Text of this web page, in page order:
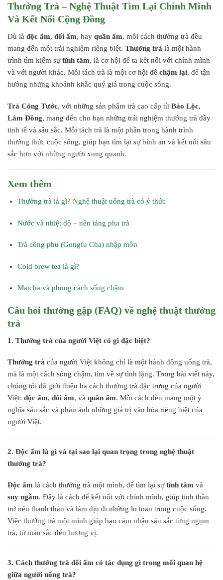
Thưởng Trà – Nghệ Thuật Tìm Lại Chính Mình
Và Kết Nối Cộng Đồng
Dù là độc ẩm, đối ẩm, hay quần ẩm, mỗi cách thưởng trà đều
mang đến một trải nghiệm riêng biệt. Thưởng trà là một hành
trình tìm kiếm sựtĩnh tâm, là cơ hội để ta kết nối với chính mình
và với người khác. Mỗi tách trà là một cơ hội để chậm lại, để tận
hưởng những khoảnh khắc quý giá trong cuộc sống.
Trà Công Tước, với những sản phẩm trà cao cấp từBảo Lộc,
Lâm Đồng, mang đến cho bạn những trải nghiệm thưởng trà đầy
tinh tế và sâu sắc. Mỗi tách trà là một phần trong hành trình
thưởng thức cuộc sống, giúp bạn tìm lại sự bình an và kết nối sâu
sắc hơn với những người xung quanh.
Xem thêm
Thưởng trà là gì? Nghệ thuật uống trà có ý thức
Nước và nhiệt độ – nền tảng pha trà
Trà công phu (Gongfu Cha) nhập môn
Cold brew tea là gì?
Matcha và phong cách sống chậm
Câu hỏi thường gặp (FAQ) về nghệ thuật thưởng
trà
1. Thưởng trà của người Việt có gì đặc biệt?
Thưởng trà của người Việt không chỉ là một hành động uống trà,
mà là một cách sống chậm, tìm về sự tĩnh lặng. Trong bài viết này,
chúng tôi đã giới thiệu ba cách thưởng trà đặc trưng của người
Việt: độc ẩm, đối ẩm, và quần ẩm. Mỗi cách đều mang một ý
nghĩa sâu sắc và phản ánh những giá trị văn hóa riêng biệt của
người Việt.
2. Độc ẩm là gì và tại sao lại quan trọng trong nghệ thuật
thưởng trà?
Độc ẩm là cách thưởng trà một mình, để tìm lại sựtĩnh tâm và
suy ngẫm. Đây là cách để kết nối với chính mình, giúp tinh thần
trở nên thanh thản và làm dịu đi những lo toan trong cuộc sống.
Việc thưởng trà một mình giúp bạn cảm nhận sâu sắc từng ngụm
trà, từ màu sắc đến hương vị.
3. Cách thưởng trà đối ẩm có tác dụng gì trong mối quan hệ
giữa người uống trà?